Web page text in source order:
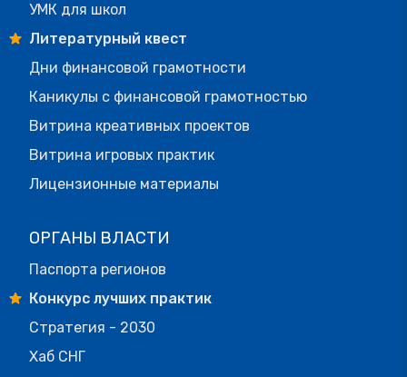
УМК для школ
Литературный квест
Дни финансовой грамотности
Каникулы с финансовой грамотностью
Витрина креативных проектов
Витрина игровых практик
Лицензионные материалы
ОРГАНЫ ВЛАСТИ
Паспорта регионов
Конкурс лучших практик
Стратегия - 2030
Хаб СНГ